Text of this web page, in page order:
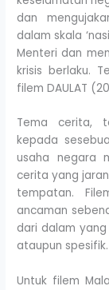
dan
dalam skala
Menteri dan
krisis berlaku.
filem DAULAT
Tema cerita,
kepada
usaha negara
cerita yang
tempatan.
ancaman
dari dalam
ataupun spesifik.
Untuk filem